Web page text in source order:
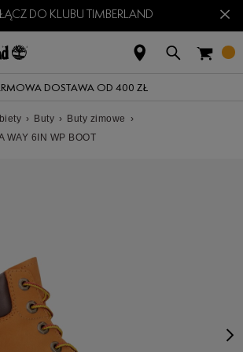
DO KLUBU TIMBERLAND ×
DOSTAWA OD 400 ZŁ
› Buty › Buty zimowe ›
WAY 6IN WP BOOT